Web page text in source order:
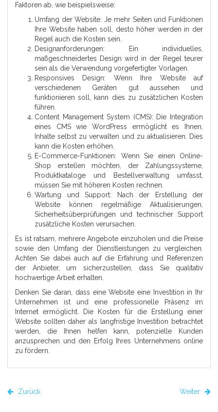
Faktoren ab, wie beispielsweise:
Umfang der Website: Je mehr Seiten und Funktionen
Ihre Website haben soll, desto höher werden in der
Regel auch die Kosten sein.
Designanforderungen: Ein individuelles,
maßgeschneidertes Design wird in der Regel teurer
sein als die Verwendung vorgefertigter Vorlagen.
Responsives Design: Wenn Ihre Website auf
verschiedenen Geräten gut aussehen und
funktionieren soll, kann dies zu zusätzlichen Kosten
führen.
Content Management System (CMS): Die Integration
eines CMS wie WordPress ermöglicht es Ihnen,
Inhalte selbst zu verwalten und zu aktualisieren. Dies
kann die Kosten erhöhen.
E-Commerce-Funktionen: Wenn Sie einen Online-
Shop erstellen möchten, der Zahlungssysteme,
Produktkataloge und Bestellverwaltung umfasst,
müssen Sie mit höheren Kosten rechnen.
Wartung und Support: Nach der Erstellung der
Website können regelmäßige Aktualisierungen,
Sicherheitsüberprüfungen und technischer Support
zusätzliche Kosten verursachen.
Es ist ratsam, mehrere Angebote einzuholen und die Preise
sowie den Umfang der Dienstleistungen zu vergleichen.
Achten Sie dabei auch auf die Erfahrung und Referenzen
der Anbieter, um sicherzustellen, dass Sie qualitativ
hochwertige Arbeit erhalten.
Denken Sie daran, dass eine Website eine Investition in Ihr
Unternehmen ist und eine professionelle Präsenz im
Internet ermöglicht. Die Kosten für die Erstellung einer
Website sollten daher als langfristige Investition betrachtet
werden, die Ihnen helfen kann, potenzielle Kunden
anzusprechen und den Erfolg Ihres Unternehmens online
zu fördern.
Zurück Weiter